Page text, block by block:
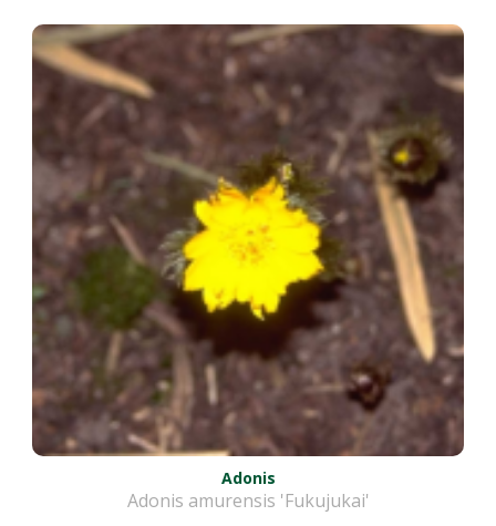
Adonis
Adonis amurensis 'Fukujukai'